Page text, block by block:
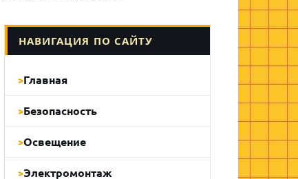
НАВИГАЦИЯ ПО САЙТУ
Главная
Безопасность
Освещение
Электромонтаж